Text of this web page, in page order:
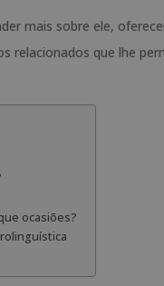
mais sobre ele,
relacionados que lhe
ocasiões?